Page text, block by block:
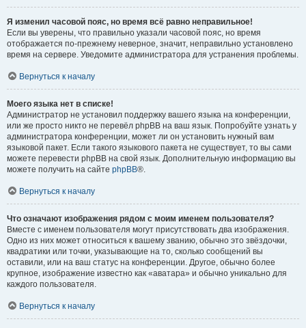
Я изменил часовой пояс, но время всё равно неправильное!
Если вы уверены, что правильно указали часовой пояс, но время
отображается по-прежнему неверное, значит, неправильно установлено
время на сервере. Уведомите администратора для устранения проблемы.
Вернуться к началу
Моего языка нет в списке!
Администратор не установил поддержку вашего языка на конференции,
или же просто никто не перевёл phpBB на ваш язык. Попробуйте узнать у
администратора конференции, может ли он установить нужный вам
языковой пакет. Если такого языкового пакета не существует, то вы сами
можете перевести phpBB на свой язык. Дополнительную информацию вы
можете получить на сайте phpBB®.
Вернуться к началу
Что означают изображения рядом с моим именем пользователя?
Вместе с именем пользователя могут присутствовать два изображения.
Одно из них может относиться к вашему званию, обычно это звёздочки,
квадратики или точки, указывающие на то, сколько сообщений вы
оставили, или на ваш статус на конференции. Другое, обычно более
крупное, изображение известно как «аватара» и обычно уникально для
каждого пользователя.
Вернуться к началу